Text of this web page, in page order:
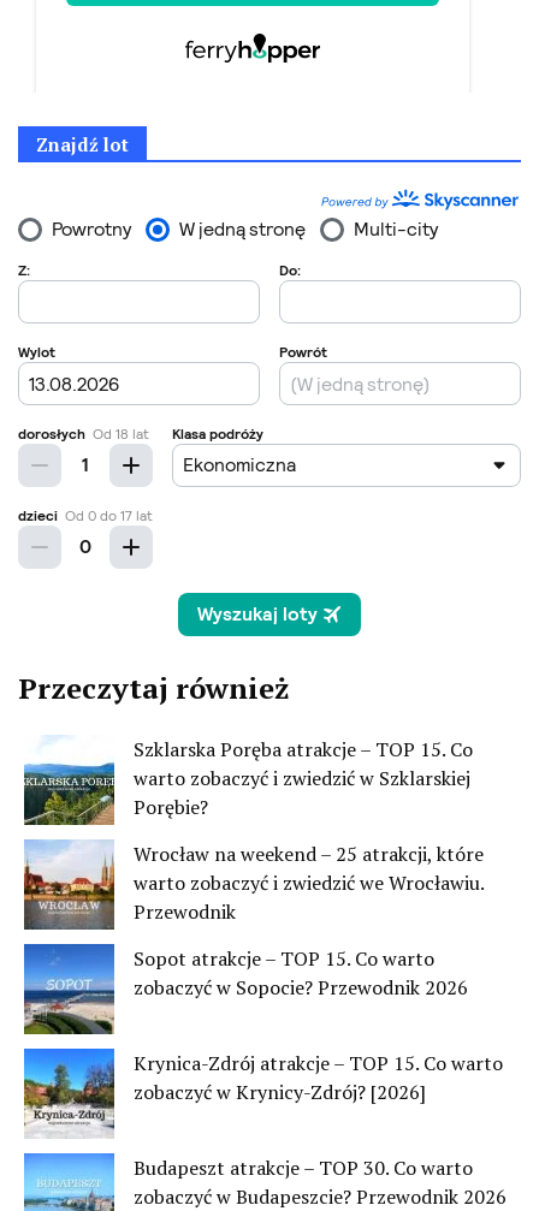
Znajdź lot
Przeczytaj również
Szklarska Poręba atrakcje – TOP 15. Co
warto zobaczyć i zwiedzić w Szklarskiej
Porębie?
Wrocław na weekend – 25 atrakcji, które
warto zobaczyć i zwiedzić we Wrocławiu.
Przewodnik
Sopot atrakcje – TOP 15. Co warto
zobaczyć w Sopocie? Przewodnik 2026
Krynica-Zdrój atrakcje – TOP 15. Co warto
zobaczyć w Krynicy-Zdrój? [2026]
Budapeszt atrakcje – TOP 30. Co warto
zobaczyć w Budapeszcie? Przewodnik 2026